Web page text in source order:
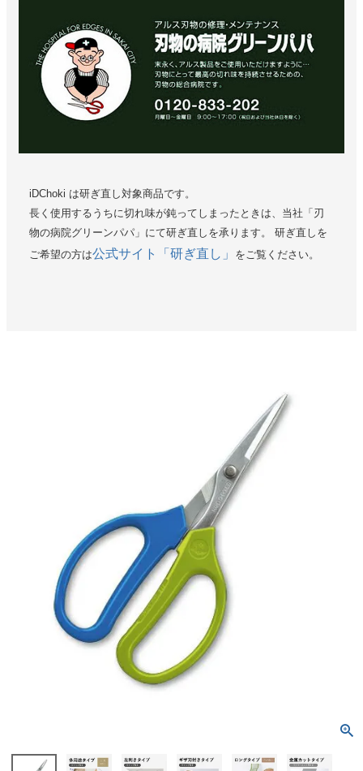
iDChoki は研ぎ直し対象商品です。
長く使用するうちに切れ味が鈍ってしまったときは、当社「刃
物の病院グリーンパパ」にて研ぎ直しを承ります。 研ぎ直しを
ご希望の方は公式サイト「研ぎ直し」 をご覧ください。